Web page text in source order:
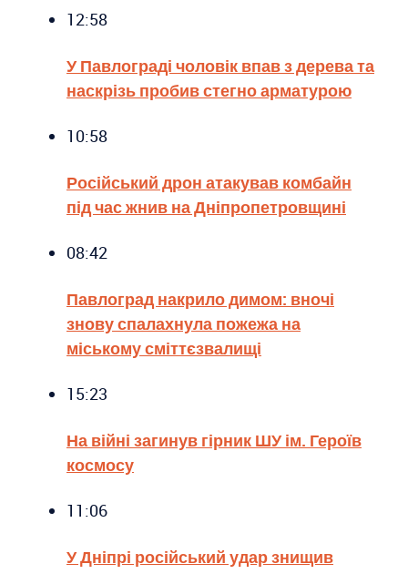
12:58
У Павлограді чоловік впав з дерева та
наскрізь пробив стегно арматурою
10:58
Російський дрон атакував комбайн
під час жнив на Дніпропетровщині
08:42
Павлоград накрило димом: вночі
знову спалахнула пожежа на
міському сміттєзвалищі
15:23
На війні загинув гірник ШУ ім. Героїв
космосу
11:06
У Дніпрі російський удар знищив